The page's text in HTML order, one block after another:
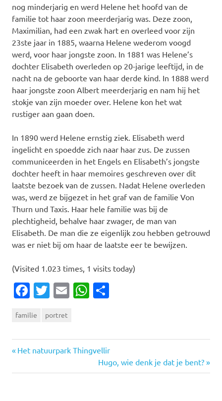
nog minderjarig en werd Helene het hoofd van de
familie tot haar zoon meerderjarig was. Deze zoon,
Maximilian, had een zwak hart en overleed voor zijn
23ste jaar in 1885, waarna Helene wederom voogd
werd, voor haar jongste zoon. In 1881 was Helene’s
dochter Elisabeth overleden op 20-jarige leeftijd, in de
nacht na de geboorte van haar derde kind. In 1888 werd
haar jongste zoon Albert meerderjarig en nam hij het
stokje van zijn moeder over. Helene kon het wat
rustiger aan gaan doen.
In 1890 werd Helene ernstig ziek. Elisabeth werd
ingelicht en spoedde zich naar haar zus. De zussen
communiceerden in het Engels en Elisabeth’s jongste
dochter heeft in haar memoires geschreven over dit
laatste bezoek van de zussen. Nadat Helene overleden
was, werd ze bijgezet in het graf van de familie Von
Thurn und Taxis. Haar hele familie was bij de
plechtigheid, behalve haar zwager, de man van
Elisabeth. De man die ze eigenlijk zou hebben getrouwd
was er niet bij om haar de laatste eer te bewijzen.
(Visited 1.023 times, 1 visits today)
Facebook
Twitter
EmailWhatsApp
familie portret
Bericht
navigatie
Vorige
Het natuurpark Thingvellir
Volgende
bericht:
Hugo, wie denk je dat je bent?